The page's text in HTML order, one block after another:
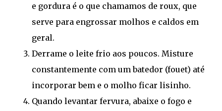
e gordura é o que chamamos de roux, que
serve para engrossar molhos e caldos em
geral.
Derrame o leite frio aos poucos. Misture
constantemente com um batedor (fouet) até
incorporar bem e o molho ficar lisinho.
Quando levantar fervura, abaixe o fogo e